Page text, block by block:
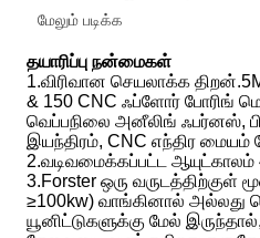
மேலும் படிக்க
தயாரிப்பு நன்மைகள்
1.விரிவான செயலாக்க
& 150 CNC ஃப்ளோர் போரிங்
வெப்பநிலை அனீலிங் ஃபர்னஸ்,
இயந்திரம், CNC எந்திர
2.வடிவமைக்கப்பட்ட
3.Forster ஒரு வருடத்திற்குள்
≥100kw) வாங்கினால்
யூனிட்டுகளுக்கு மேல்